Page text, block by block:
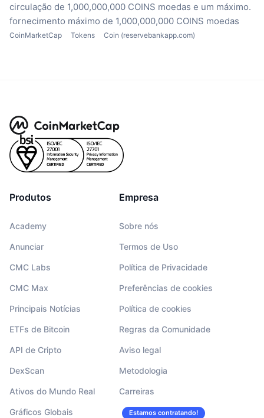
circulação de 1,000,000,000 COINS moedas e um máximo.
fornecimento máximo de 1,000,000,000 COINS moedas
CoinMarketCap Tokens Coin (reservebankapp.com)
Produtos
Academy
Anunciar
CMC Labs
CMC Max
Principais Notícias
ETFs de Bitcoin
API de Cripto
DexScan
Ativos do Mundo Real
Gráficos Globais
Empresa
Sobre nós
Termos de Uso
Política de Privacidade
Preferências de cookies
Política de cookies
Regras da Comunidade
Aviso legal
Metodologia
Carreiras
Estamos contratando!